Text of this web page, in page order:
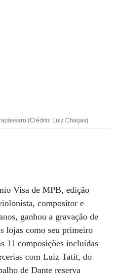
(Crédito: Luiz Chagas)
Visa de MPB, edição
compositor e
ganhou a gravação de
lojas como seu primeiro
11 composições incluídas
com Luiz Tatit, do
de Dante reserva